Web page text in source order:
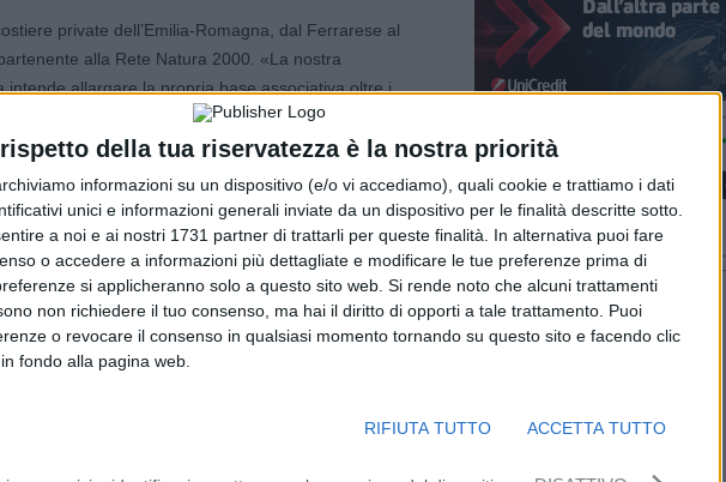
della tua riservatezza è la nostra priorità
informazioni su un dispositivo (e/o vi accediamo), quali cookie e trattiamo i dati
unici e informazioni generali inviate da un dispositivo per le finalità descritte sotto.
a noi e ai nostri 1731 partner di trattarli per queste finalità. In alternativa puoi fare
o accedere a informazioni più dettagliate e modificare le tue preferenze prima di
si applicheranno solo a questo sito web. Si rende noto che alcuni trattamenti
non richiedere il tuo consenso, ma hai il diritto di opporti a tale trattamento. Puoi
o revocare il consenso in qualsiasi momento tornando su questo sito e facendo clic
fondo alla pagina web.
RIFIUTA TUTTO ACCETTA TUTTO
private dell’Emilia-Romagna, dal Ferrarese al
alla Rete Natura 2000. «La nostra
intende allargare la propria base associativa oltre i
la vallicoltura estensiva, dall’altro di fare
e pubblica amministrazione, per intercettare le risorse
dal Fondo europeo per gli affari marittimi e la
presidente.
Aldo Tasselli, consulente tecnico scientifico. Tra le
lavoro regionale per la vallicoltura; 2) l’attivazione di uno
al fine di ridurre l’eccessiva burocrazia (queste aree
soggetti a vincoli ambientali, strutturali e gestionali
un piano urbanistico particolareggiato che includa le
strutturali (arginature di difesa interna ed esterna,
canali, argini e dossi); 4) l’inserimento della
specifico, tra gli indirizzi prioritari del FEAMPA 2021-
________________